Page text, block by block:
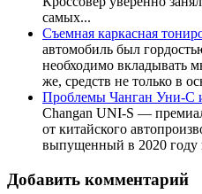
самых...
Съемная каркасная
автомобиль был
необходимо вкладывать
же, средств не только в
Проблемы Чанган Уни-С
Changan UNI-S —
от китайского
выпущенный в 2020 году
Добавить комментарий